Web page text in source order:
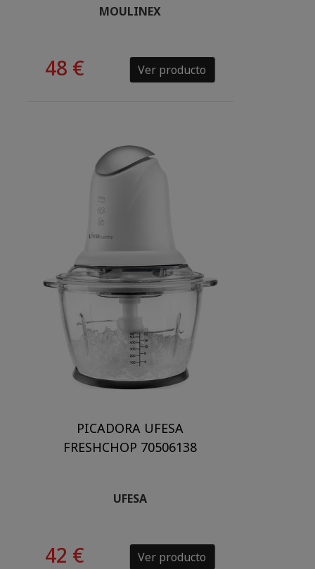
MOULINEX
48 € Ver producto
PICADORA UFESA
FRESHCHOP 70506138
UFESA
42 € Ver producto